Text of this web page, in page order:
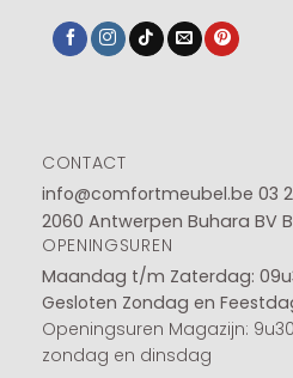
CONTACT
info@comfortmeubel.be 03
2060 Antwerpen Buhara BV
OPENINGSUREN
Maandag t/m Zaterdag:
Gesloten Zondag en
Openingsuren Magazijn:
zondag en dinsdag